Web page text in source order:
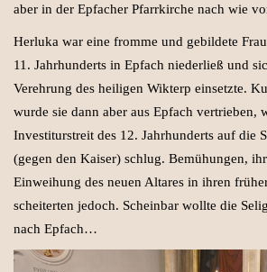
aber in der Epfacher Pfarrkirche nach wie
Herluka war eine fromme und gebildete
11. Jahrhunderts in Epfach niederließ und
Verehrung des heiligen Wikterp einsetzte.
wurde sie dann aber aus Epfach vertrieben,
Investiturstreit des 12. Jahrhunderts auf die
(gegen den Kaiser) schlug. Bemühungen,
Einweihung des neuen Altares in ihren
scheiterten jedoch. Scheinbar wollte die
nach Epfach…